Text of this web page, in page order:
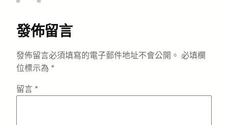
發佈留言
發佈留言必須填寫的電子郵件地址不會公開。 必填欄
位標示為 *
留言 *